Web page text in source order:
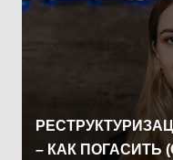
– КАК ПОГАСИТЬ